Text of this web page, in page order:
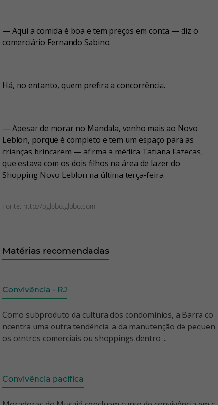
— Aqui a comida é boa e tem preços em conta — diz o
comerciário Fernando Sabino.
Há, no entanto, quem prefira a concorrência.
— Apesar de morar no Mandala, venho mais ao Novo
Leblon, porque é completo e tem um espaço para as
crianças brincarem — afirma a médica Tatiana Fazecas,
que estava com os dois filhos na área de lazer do
Shopping Novo Leblon na última terça-feira.
Fonte: http://oglobo.globo.com
Matérias recomendadas
Convivência - RJ
Como subproduto da cultura dos condomínios, a Barra co
ncentra uma outra tendência: a da manutenção de pequen
os centros comerciais ou shoppings dentro ...
Convivência pacífica